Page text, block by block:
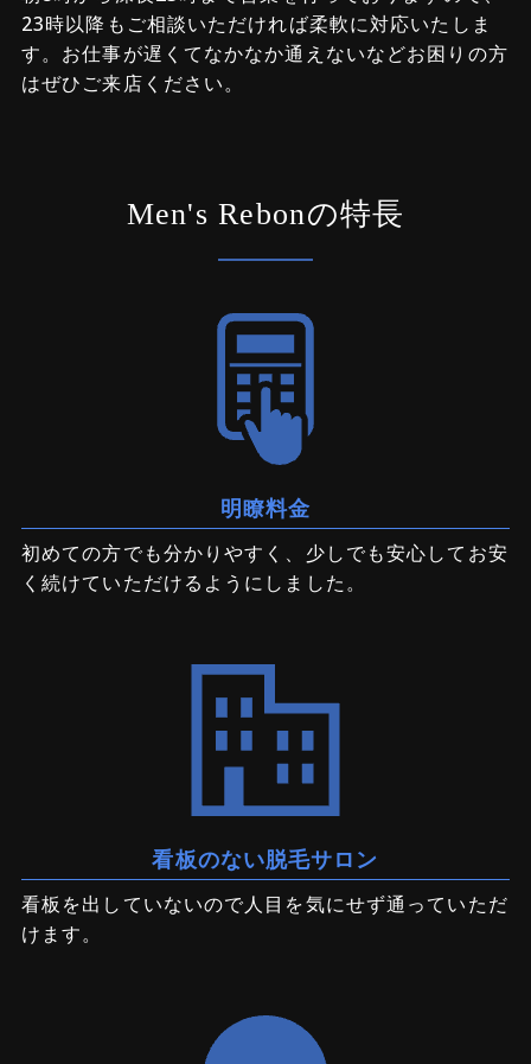
23時以降もご相談いただければ柔軟に対応いたしま
す。お仕事が遅くてなかなか通えないなどお困りの方
はぜひご来店ください。
Men's Rebonの特長
明瞭料金
初めての方でも分かりやすく、少しでも安心してお安
く続けていただけるようにしました。
看板のない脱毛サロン
看板を出していないので人目を気にせず通っていただ
けます。